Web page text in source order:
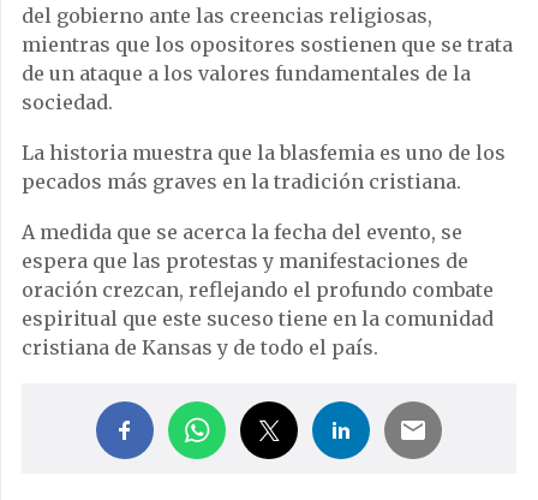
del gobierno ante las creencias religiosas,
mientras que los opositores sostienen que se trata
de un ataque a los valores fundamentales de la
sociedad.
La historia muestra que la blasfemia es uno de los
pecados más graves en la tradición cristiana.
A medida que se acerca la fecha del evento, se
espera que las protestas y manifestaciones de
oración crezcan, reflejando el profundo combate
espiritual que este suceso tiene en la comunidad
cristiana de Kansas y de todo el país.